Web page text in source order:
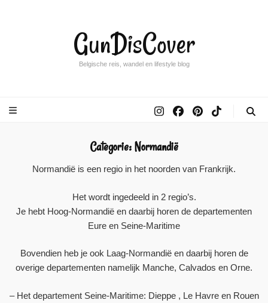
GunDisCover
Belgische reis, wandel en lifestyle blog
Categorie:Normandië
Normandië is een regio in het noorden van Frankrijk.
Het wordt ingedeeld in 2 regio’s.
Je hebt Hoog-Normandië en daarbij horen de departementen
Eure en Seine-Maritime
Bovendien heb je ook Laag-Normandië en daarbij horen de
overige departementen namelijk Manche, Calvados en Orne.
– Het departement Seine-Maritime: Dieppe , Le Havre en Rouen